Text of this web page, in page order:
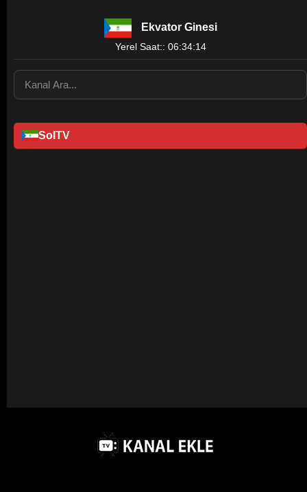
Ekvator Ginesi
Yerel Saat:: 06:34:14
SolTV